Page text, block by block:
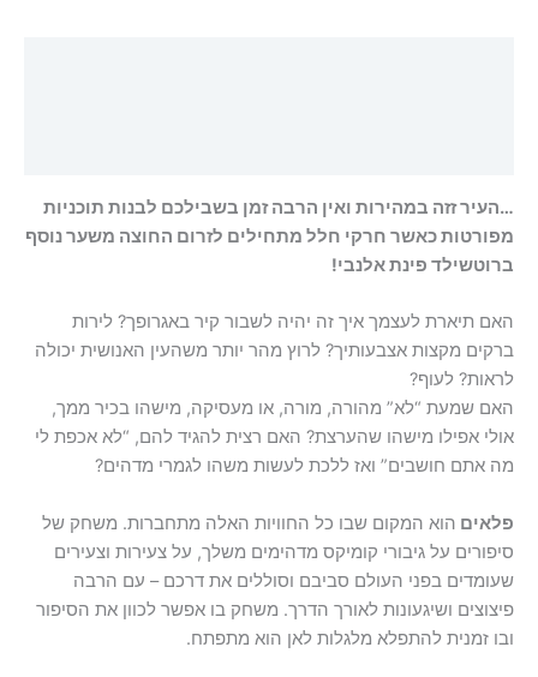
…העיר זזה במהירות ואין הרבה זמן בשבילכם לבנות תוכניות
מפורטות כאשר חרקי חלל מתחילים לזרום החוצה משער נוסף
ברוטשילד פינת אלנבי!
האם תיארת לעצמך איך זה יהיה לשבור קיר באגרופך? לירות
ברקים מקצות אצבעותיך? לרוץ מהר יותר משהעין האנושית יכולה
לראות? לעוף?
האם שמעת “לא” מהורה, מורה, או מעסיקה, מישהו בכיר ממך,
אולי אפילו מישהו שהערצת? האם רצית להגיד להם, “לא אכפת לי
מה אתם חושבים” ואז ללכת לעשות משהו לגמרי מדהים?
פלאים הוא המקום שבו כל החוויות האלה מתחברות. משחק של
סיפורים על גיבורי קומיקס מדהימים משלך, על צעירות וצעירים
שעומדים בפני העולם סביבם וסוללים את דרכם – עם הרבה
פיצוצים ושיגעונות לאורך הדרך. משחק בו אפשר לכוון את הסיפור
ובו זמנית להתפלא מלגלות לאן הוא מתפתח.